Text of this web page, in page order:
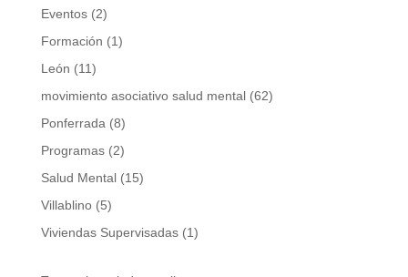
Eventos(2)
Formación (1)
León (11)
movimiento asociativo salud mental(62)
Ponferrada (8)
Programas(2)
Salud Mental(15)
Villablino(5)
Viviendas Supervisadas(1)